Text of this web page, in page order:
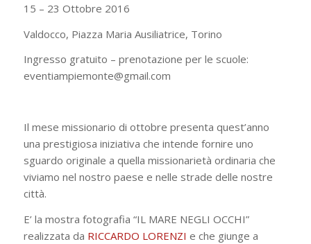
15 – 23 Ottobre 2016
Valdocco, Piazza Maria Ausiliatrice, Torino
Ingresso gratuito – prenotazione per le scuole:
eventiampiemonte@gmail.com
Il mese missionario di ottobre presenta quest’anno
una prestigiosa iniziativa che intende fornire uno
sguardo originale a quella missionarietà ordinaria che
viviamo nel nostro paese e nelle strade delle nostre
città.
E’ la mostra fotografia “IL MARE NEGLI OCCHI”
realizzata da RICCARDO LORENZI e che giunge a